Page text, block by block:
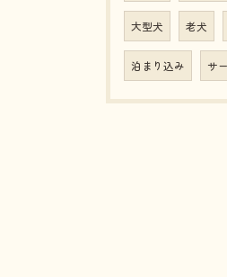
大型犬 老犬
泊まり込み サ